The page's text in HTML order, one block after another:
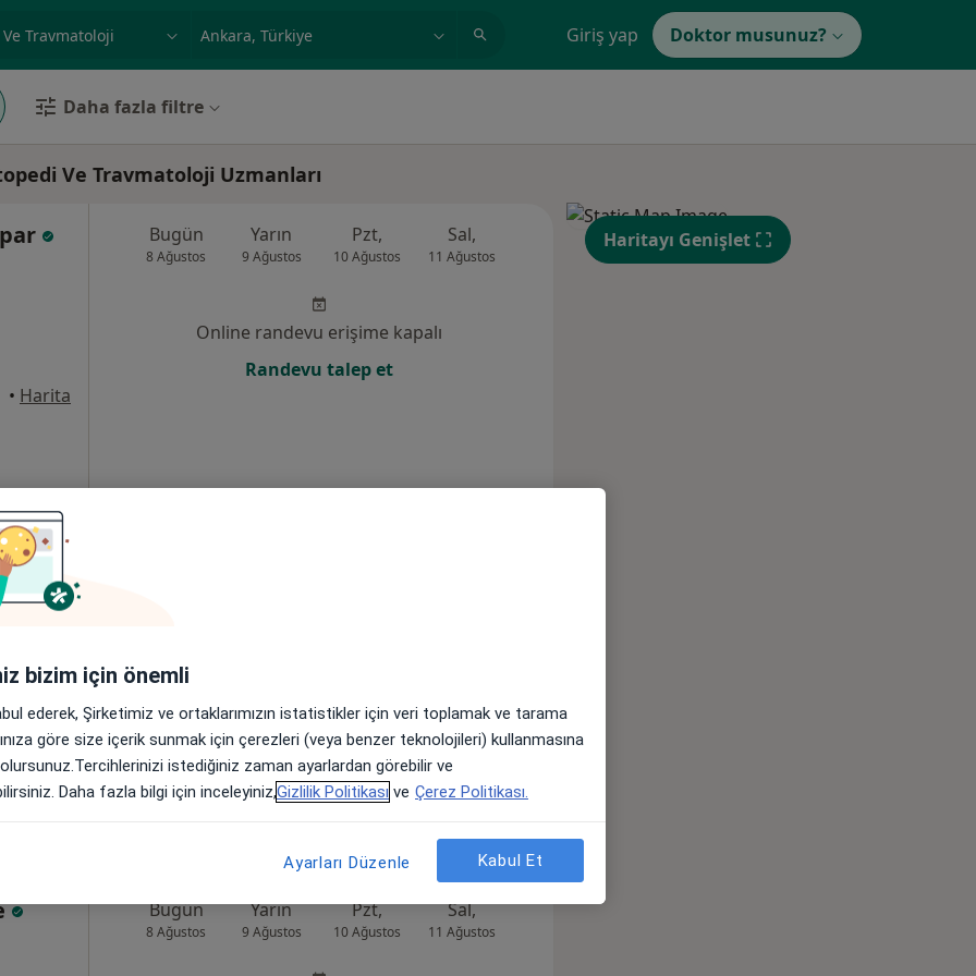
Giriş yap Doktor musunuz?
Daha fazla filtre
Ve Travmatoloji Uzmanları
• Harita
Bugün
8 Ağustos
Yarın
9 Ağustos
Pzt,
10 Ağustos
Sal,
11 Ağustos 12 Ağustos
Per,
13 Ağustos
Cum,
14 Ağustos
Online randevu erişime kapalı
Randevu talep et
• Harita
Gaziler Fizik Tedavi ve Rehabilitasyon Eğitim ve Araştırma Hastanesi
Randevu talep et
Bugün
8 Ağustos
Yarın
9 Ağustos
Pzt,
10 Ağustos
Sal,
11 Ağustos
Çar,
Haritayı Genişlet
bizim için önemli
ederek, Şirketimiz ve ortaklarımızın istatistikler için veri toplamak ve tarama
göre size içerik sunmak için çerezleri (veya benzer teknolojileri) kullanmasına
istediğiniz zaman ayarlardan görebilir ve
Daha fazla bilgi için inceleyiniz,Gizlilik Politikası ve Çerez Politikası.
Ayarları Düzenle Kabul Et